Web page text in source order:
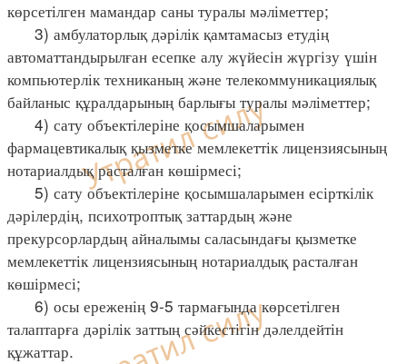
көрсетілген мамандар саны туралы мәліметтер;
3) амбулаторлық дәрілік қамтамасыз етудің
автоматтандырылған есепке алу жүйесін жүргізу үшін
компьютерлік техниканың және телекоммуникациялық
байланыс құралдарының барлығы туралы мәліметтер;
4) сату объектілеріне қосымшаларымен
фармацевтикалық қызметке мемлекеттік лицензиясының
нотариалдық расталған көшірмесі;
5) сату объектілеріне қосымшаларымен есірткілік
дәрілердің, психотроптық заттардың және
прекурсорлардың айналымы саласындағы қызметке
мемлекеттік лицензиясының нотариалдық расталған
көшірмесі;
6) осы ереженің 9-5 тармағында көрсетілген
талаптарға дәрілік заттың сәйкестігін дәлелдейтін
құжаттар.